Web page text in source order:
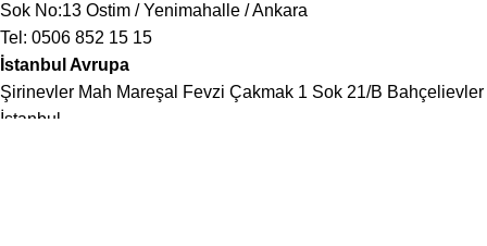
Sok No:13 Ostim / Yenimahalle / Ankara
Tel: 0506 852 15 15
İstanbul Avrupa
Şirinevler Mah Mareşal Fevzi Çakmak 1 Sok 21/B Bahçelievler
İstanbul